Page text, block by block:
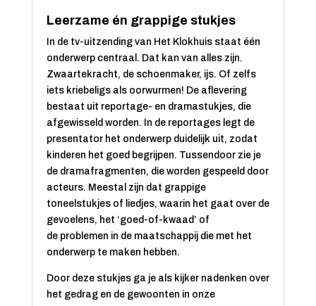
Leerzame én grappige stukjes
In de tv-uitzending van Het Klokhuis staat één
onderwerp centraal. Dat kan van alles zijn.
Zwaartekracht, de schoenmaker, ijs. Of zelfs
iets kriebeligs als oorwurmen! De aflevering
bestaat uit reportage- en dramastukjes, die
afgewisseld worden. In de reportages legt de
presentator het onderwerp duidelijk uit, zodat
kinderen het goed begrijpen. Tussendoor zie je
de dramafragmenten, die worden gespeeld door
acteurs. Meestal zijn dat grappige
toneelstukjes of liedjes, waarin het gaat over de
gevoelens, het ‘goed-of-kwaad’ of
de problemen in de maatschappij die met het
onderwerp te maken hebben.
Door deze stukjes ga je als kijker nadenken over
het gedrag en de gewoonten in onze